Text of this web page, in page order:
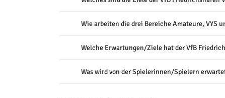
Wie arbeiten die drei Bereiche Amateure, VYS
Welche Erwartungen/Ziele hat der VfB
Was wird von der Spielerinnen/Spielern